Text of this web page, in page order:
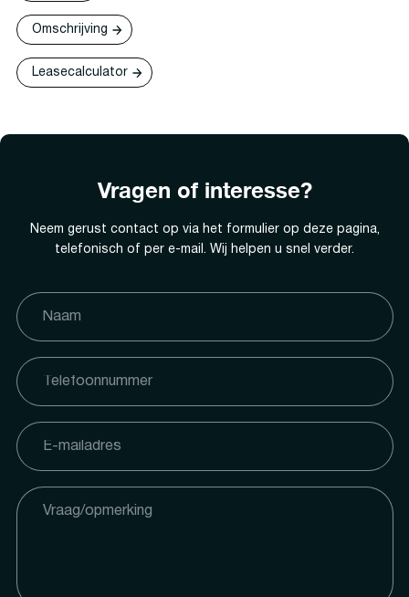
Omschrijving
Leasecalculator
Vragen of interesse?
Neem gerust contact op via het formulier op deze pagina,
telefonisch of per e-mail. Wij helpen u snel verder.